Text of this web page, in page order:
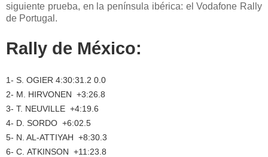
siguiente prueba, en la península ibérica: el Vodafone Rally
de Portugal.
Rally de México:
1- S. OGIER 4:30:31.2 0.0
2- M. HIRVONEN +3:26.8
3- T. NEUVILLE +4:19.6
4- D. SORDO +6:02.5
5- N. AL-ATTIYAH +8:30.3
6- C. ATKINSON +11:23.8